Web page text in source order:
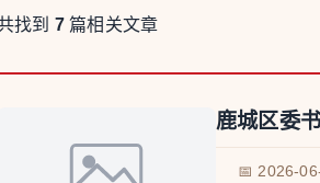
找到 7 篇相关文章
鹿城区委
📅 2026-